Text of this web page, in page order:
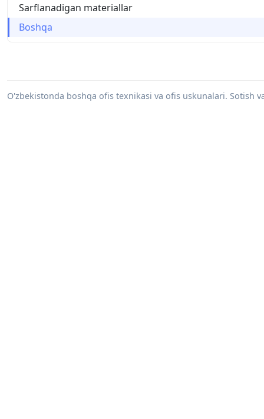
Sarflanadigan materiallar
Boshqa
O'zbekistonda boshqa ofis texnikasi va ofis uskunalari. Sotish